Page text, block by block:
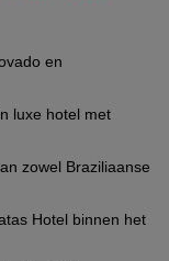
en
luxe hotel met
zowel Braziliaanse
Hotel binnen het